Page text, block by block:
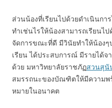
ส่วนน้องที่เรียนไปด้วยดำเนินกา
ทำเช่นไรให้น้องสามารถเรียนไ
จัดการขณะที่ดี มีวินัยทำให้น้องๆ
เรียน ได้ประสบการณ์ มีรายได้จ
ด้วย มหาวิทยาลัยราชภัฏสวนสุนั
สมรรถนะของบัณฑิตให้มีความพ
หมายในอนาคต